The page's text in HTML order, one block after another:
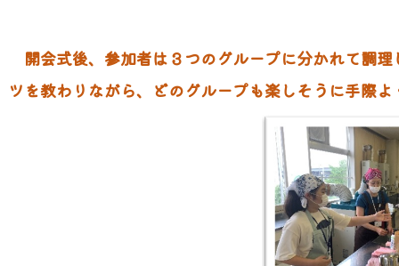
開会式後、参加者は３つのグループに分かれて調
ツを教わりながら、どのグループも楽しそうに手際